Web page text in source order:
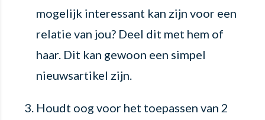
mogelijk interessant kan zijn voor een
relatie van jou? Deel dit met hem of
haar. Dit kan gewoon een simpel
nieuwsartikel zijn.
Houdt oog voor het toepassen van 2